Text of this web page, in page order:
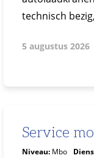
technisch
5 augustus 2026
Service
Niveau: Mbo